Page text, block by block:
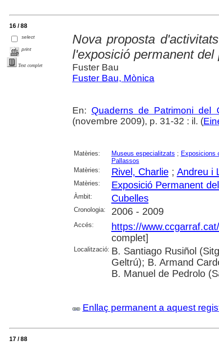
16 / 88
select
print
Text complet
Nova proposta
l'exposició permanent
Fuster Bau
Fuster Bau, Mònica
En: Quaderns de Patrimoni del
(novembre 2009), p. 31-32 : il. (
Matèries: Museus especialitzats ; Exposicions
Pallassos
Matèries:
Rivel, Charlie; Andreu i
Matèries: Exposició Permanent
Àmbit: Cubelles
Cronologia: 2006 - 2009
Accés:
https://
complet]
Localització: B. Santiago Rusiñol
Geltrú); B. Armand
B. Manuel de Pedrolo
Enllaç permanent a aquest
17 / 88